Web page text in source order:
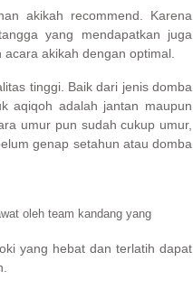
akikah recommend. Karena
yang mendapatkan juga
akikah dengan optimal.
tinggi. Baik dari jenis domba
aqiqoh adalah jantan maupun
umur pun sudah cukup umur,
genap setahun atau domba
oleh team kandang yang
yang hebat dan terlatih dapat